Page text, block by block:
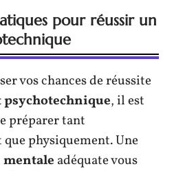
pour réussir un
vos chances de réussite
psychotechnique, il est
préparer tant
physiquement. Une
adéquate vous